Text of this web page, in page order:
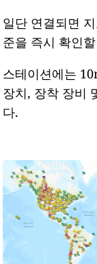
일단 연결되면
준을 즉시 확인
스테이션에는
장치, 장착 장비
다.